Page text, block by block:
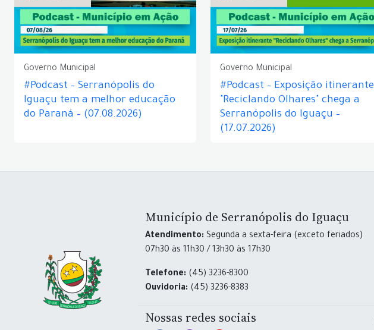
Governo Municipal
#Podcast – Serranópolis do
Iguaçu tem a melhor educação
do Paraná – (07.08.2026)
Governo Municipal
#Podcast – Exposição itinerante
"Reciclando Olhares" chega a
Serranópolis do Iguaçu –
(17.07.2026)
Município de Serranópolis do Iguaçu
Atendimento: Segunda a sexta-feira (exceto feriados)
07h30 às 11h30 / 13h30 às 17h30
Telefone: (45) 3236-8300
Ouvidoria: (45) 3236-8383
Nossas redes sociais